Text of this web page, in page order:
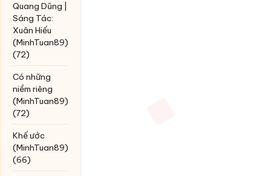
Quang Dũng |
Sáng Tác:
Xuân Hiếu
(MinhTuan89)
(72)
Có những
niềm riêng
(MinhTuan89)
(72)
Khế ước
(MinhTuan89)
(66)